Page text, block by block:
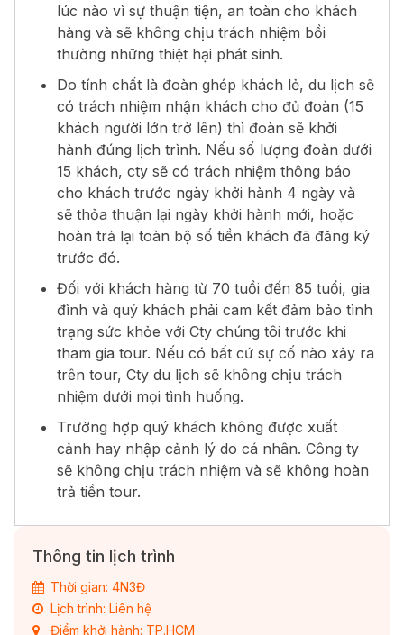
lúc nào vì sự thuận tiện, an toàn cho khách
hàng và sẽ không chịu trách nhiệm bồi
thường những thiệt hại phát sinh.
Do tính chất là đoàn ghép khách lẻ, du lịch sẽ
có trách nhiệm nhận khách cho đủ đoàn (15
khách người lớn trở lên) thì đoàn sẽ khởi
hành đúng lịch trình. Nếu số lượng đoàn dưới
15 khách, cty sẽ có trách nhiệm thông báo
cho khách trước ngày khởi hành 4 ngày và
sẽ thỏa thuận lại ngày khởi hành mới, hoặc
hoàn trả lại toàn bộ số tiền khách đã đăng ký
trước đó.
Đối với khách hàng từ 70 tuồi đến 85 tuổi, gia
đình và quý khách phải cam kết đảm bảo tình
trạng sức khỏe với Cty chúng tôi trước khi
tham gia tour. Nếu có bất cứ sự cố nào xảy ra
trên tour, Cty du lịch sẽ không chịu trách
nhiệm dưới mọi tình huống.
Trường hợp quý khách không được xuất
cảnh hay nhập cảnh lý do cá nhân. Công ty
sẽ không chịu trách nhiệm và sẽ không hoàn
trả tiền tour.
Thông tin lịch trình
Thời gian: 4N3Đ
Lịch trình: Liên hệ
Điểm khởi hành: TP.HCM